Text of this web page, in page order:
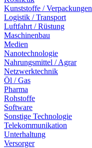
Kunststoffe / Verpackungen
Logistik / Transport
Luftfahrt / Rüstung
Maschinenbau
Medien
Nanotechnologie
Nahrungsmittel / Agrar
Netzwerktechnik
Öl / Gas
Pharma
Rohstoffe
Software
Sonstige Technologie
Telekommunikation
Unterhaltung
Versorger